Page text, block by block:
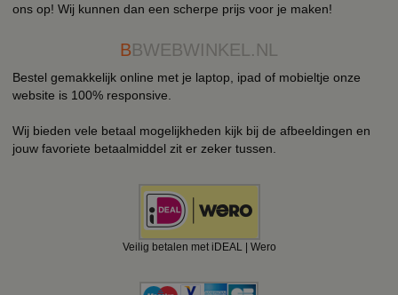
ons op! Wij kunnen dan een scherpe prijs voor je maken!
BBWEBWINKEL.NL
Bestel gemakkelijk online met je laptop, ipad of mobieltje onze
website is 100% responsive.
Wij bieden vele betaal mogelijkheden kijk bij de afbeeldingen en
jouw favoriete betaalmiddel zit er zeker tussen.
Veilig betalen met iDEAL | Wero